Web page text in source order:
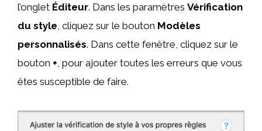
l’onglet Éditeur. Dans les paramètres Vérification
du style, cliquez sur le bouton Modèles
personnalisés. Dans cette fenêtre, cliquez sur le
bouton +, pour ajouter toutes les erreurs que vous
êtes susceptible de faire.